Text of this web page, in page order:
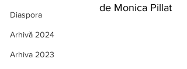
Diaspora
Arhivă 2024
Arhiva 2023
de Monica Pillat